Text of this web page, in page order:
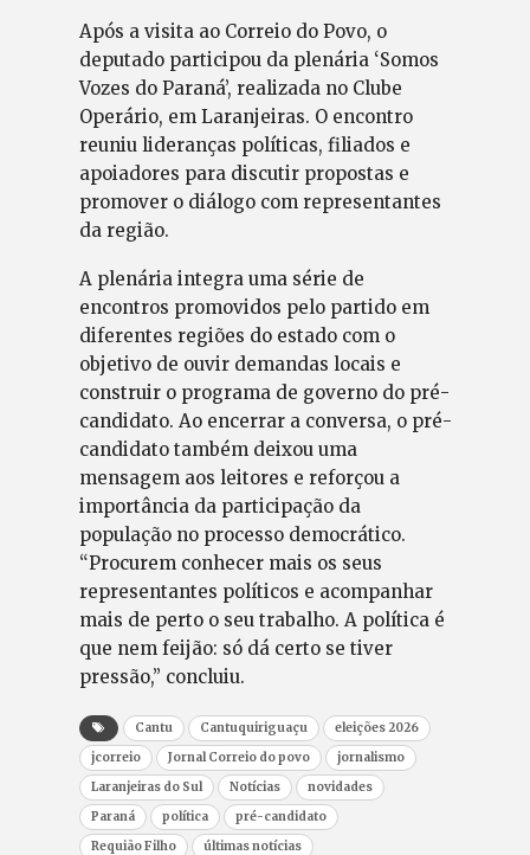
Após a visita ao Correio do Povo, o
deputado participou da plenária ‘Somos
Vozes do Paraná’, realizada no Clube
Operário, em Laranjeiras. O encontro
reuniu lideranças políticas, filiados e
apoiadores para discutir propostas e
promover o diálogo com representantes
da região.
A plenária integra uma série de
encontros promovidos pelo partido em
diferentes regiões do estado com o
objetivo de ouvir demandas locais e
construir o programa de governo do pré-
candidato. Ao encerrar a conversa, o pré-
candidato também deixou uma
mensagem aos leitores e reforçou a
importância da participação da
população no processo democrático.
“Procurem conhecer mais os seus
representantes políticos e acompanhar
mais de perto o seu trabalho. A política é
que nem feijão: só dá certo se tiver
pressão,” concluiu.
Cantu Cantuquiriguaçu
eleições 2026
jcorreio
Jornal Correio do povo
jornalismo
Laranjeiras do Sul
Notícias
novidades
Paraná
política
pré-candidato
Requião Filho
últimas notícias